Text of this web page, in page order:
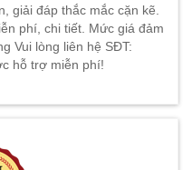
giải đáp thắc mắc cặn kẽ.
phí, chi tiết. Mức giá đảm
Vui lòng liên hệ SĐT:
hỗ trợ miễn phí!